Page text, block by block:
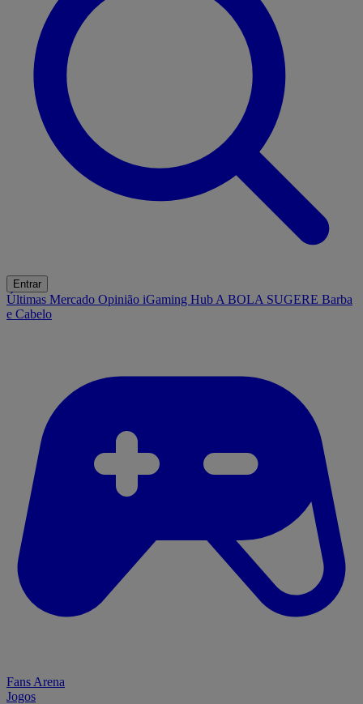
Entrar
Últimas Mercado Opinião iGaming Hub A BOLA SUGERE Barba
e Cabelo
Fans Arena
Jogos